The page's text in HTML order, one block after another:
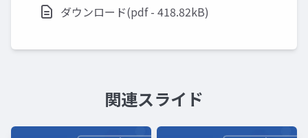
ダウンロード(pdf - 418.82kB)
関連スライド